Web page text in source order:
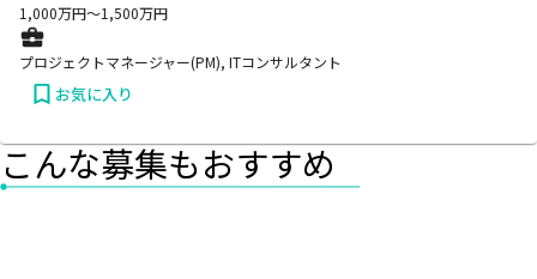
1,000万円〜1,500万円
プロジェクトマネージャー(PM), ITコンサルタント
お気に入り
こんな募集もおすすめ